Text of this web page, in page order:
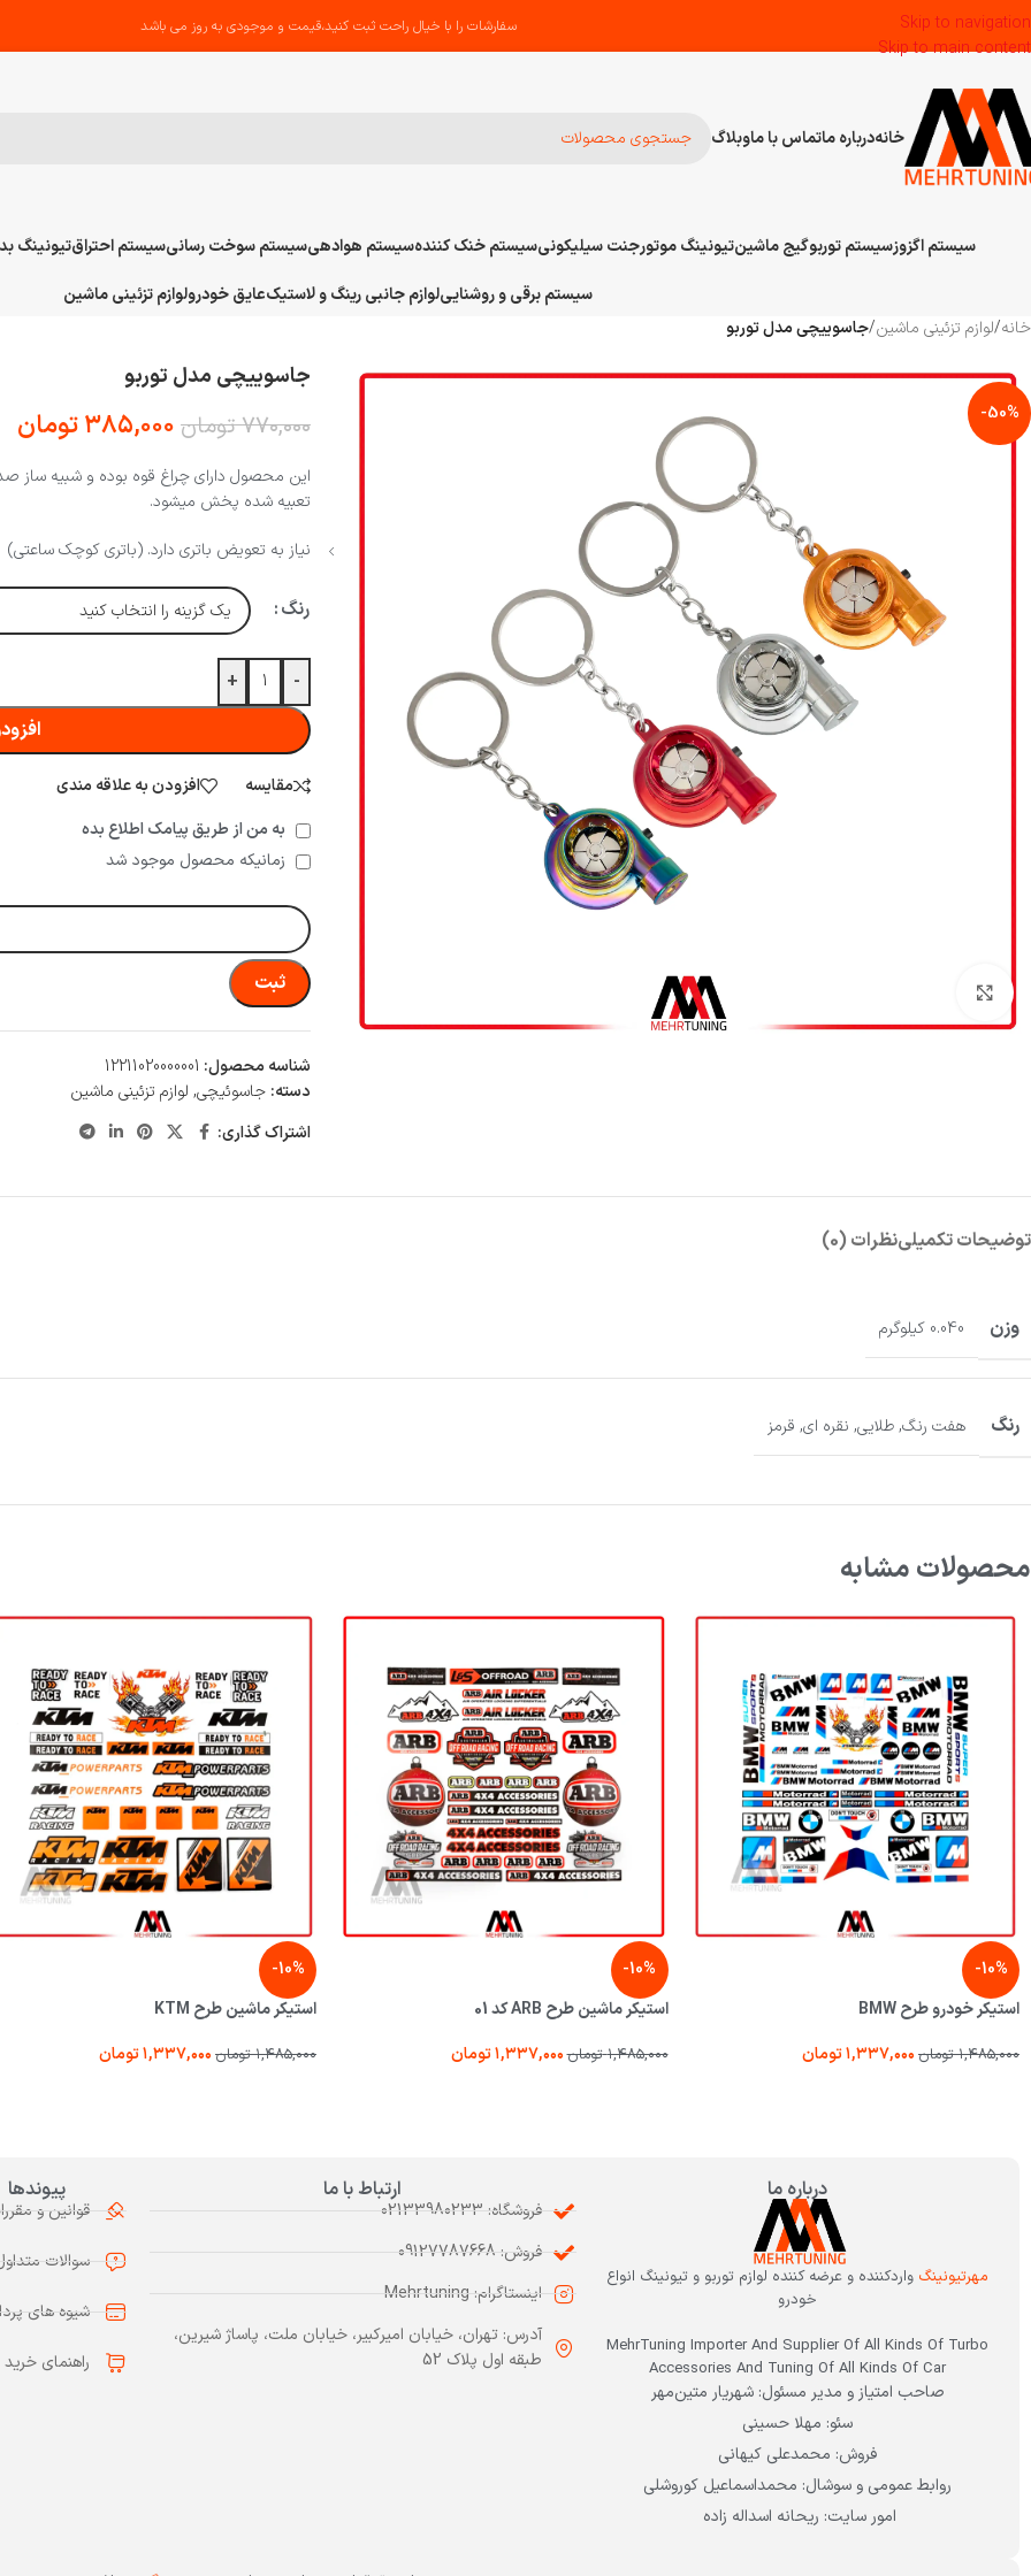
Skip to navigation
Skip to main content
سفارشات را با خیال راحت ثبت کنید،قیمت و موجودی به روز می باشد
خانهدرباره ماتماس با ماوبلاگ
سیستم اگزوزسیستم توربوگیج ماشینتیونینگ موتورجنت سیلیکونیسیستم خنک کنندهسیستم هوادهیسیستم سوخت رسانیسیستم احتراقتیونینگ
سیستم برقی و روشناییلوازم جانبی رینگ و لاستیکعایق خودرولوازم تزئینی ماشین
خانه/لوازم تزئینی ماشین/جاسوییچی مدل توربو
-50%
جاسوییچی مدل توربو
۷۷۰,۰۰۰ تومان ۳۸۵,۰۰۰تومان
این محصول دارای چراغ قوه بوده و شبیه ساز
تعبیه شده پخش میشود.
نیاز به تعویض باتری دارد. (باتری کوچک ساعتی)
رنگ
-
+
مقایسه
افزودن به علاقه مندی
به من از طریق پیامک اطلاع بده
زمانیکه محصول موجود شد
ثبت
شناسه محصول: 12211020000001
دسته: جاسوئیچی, لوازم تزئینی ماشین
اشتراک گذاری:
توضیحات تکمیلینظرات (0)
وزن 0.040 کیلوگرم
رنگ هفت رنگ,طلایی, نقره ای, قرمز
محصولات مشابه
-10%
استیکر خودرو طرح BMW
۱,۴۸۵,۰۰۰ تومان۱,۳۳۷,۰۰۰تومان
-10%
استیکر ماشین طرح ARB کد 01
۱,۴۸۵,۰۰۰ تومان۱,۳۳۷,۰۰۰تومان
-10%
استیکر ماشین طرح KTM
۱,۴۸۵,۰۰۰ تومان۱,۳۳۷,۰۰۰تومان
درباره ما
مهرتیونینگ واردکننده و عرضه کننده لوازم توربو و تیونینگ انواع
خودرو
MehrTuning Importer And Supplier Of All Kinds Of Turbo
Accessories And Tuning Of All Kinds Of Car
صاحب امتیاز و مدیر مسئول: شهریار متین‌مهر
سئو: مهلا حسینی
فروش: محمدعلی کیهانی
روابط عمومی و سوشال: محمداسماعیل کوروشلی
امور سایت: ریحانه اسداله زاده
ارتباط با ما
فروشگاه: 02133980233
فروش: 09127787668
اینستاگرام: Mehrtuning
آدرس: تهران، خیابان امیرکبیر، خیابان ملت، پاساژ شیرین،
طبقه اول پلاک 52
پیوندها
قوانین و
سوالات
شیوه های
راهنمای خرید